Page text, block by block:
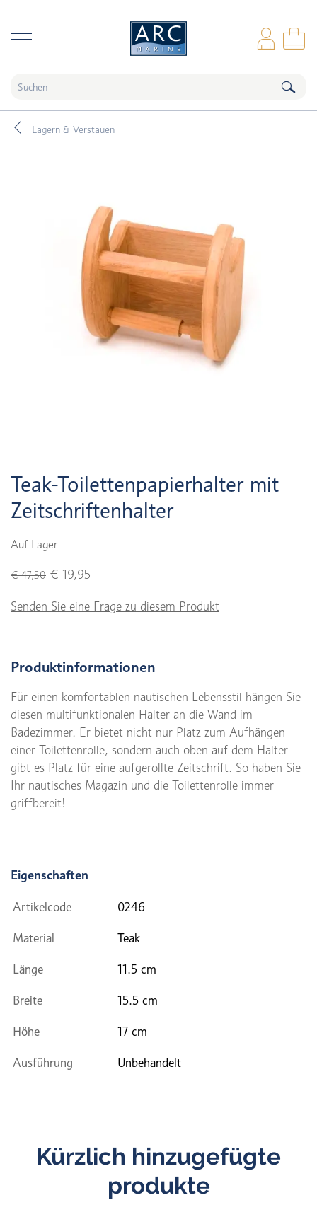
Lagern & Verstauen
Teak-Toilettenpapierhalter mit
Zeitschriftenhalter
Auf Lager
€ 47,50 € 19,95
Senden Sie eine Frage zu diesem Produkt
Produktinformationen
Für einen komfortablen nautischen Lebensstil hängen Sie
diesen multifunktionalen Halter an die Wand im
Badezimmer. Er bietet nicht nur Platz zum Aufhängen
einer Toilettenrolle, sondern auch oben auf dem Halter
gibt es Platz für eine aufgerollte Zeitschrift. So haben Sie
Ihr nautisches Magazin und die Toilettenrolle immer
griffbereit!
Eigenschaften
Artikelcode 0246
Material Teak
Länge 11.5 cm
Breite 15.5 cm
Höhe 17 cm
Ausführung Unbehandelt
Kürzlich hinzugefügte
produkte